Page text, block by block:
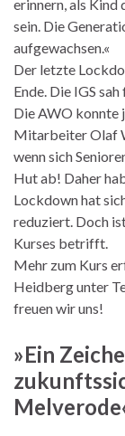
erinnern, als Kind
sein. Die
aufgewachsen.«
Der letzte
Ende. Die IGS
Die AWO konnte
Mitarbeiter Olaf
wenn sich
Hut ab! Daher
Lockdown hat
reduziert. Doch
Kurses betrifft.
Mehr zum Kurs
Heidberg unter
freuen wir uns!
»Ein